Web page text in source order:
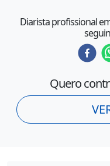
Diarista profissional
Quero